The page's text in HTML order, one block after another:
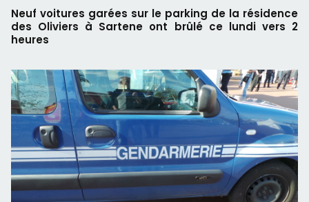
Neuf voitures garées sur le parking de la résidence
des Oliviers à Sartene ont brûlé ce lundi vers 2
heures